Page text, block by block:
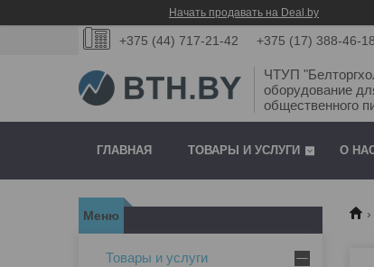
Начать продавать на Deal.by
+375 (44) 717-21-42 +375 (17) 388-46-18
ЧТУП
оборудование
общественного
ГЛАВНАЯ ТОВАРЫ И УСЛУГИ О
Товары и услуги